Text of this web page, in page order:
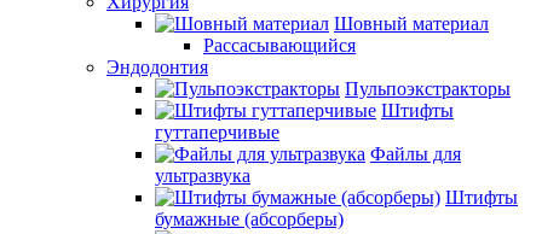
Шовный материал
Рассасывающийся
Эндодонтия
Пульпоэкстракторы
Штифты
гуттаперчивые
Файлы для
ультразвука
Штифты
бумажные (абсорберы)